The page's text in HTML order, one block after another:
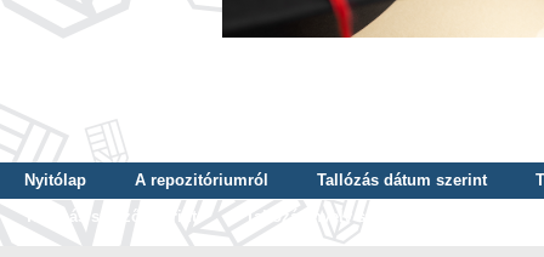
Nyitólap A repozitóriumról Tallózás dátum szerint
Tallózás szerző szerint
Tallózás nyelv szerint